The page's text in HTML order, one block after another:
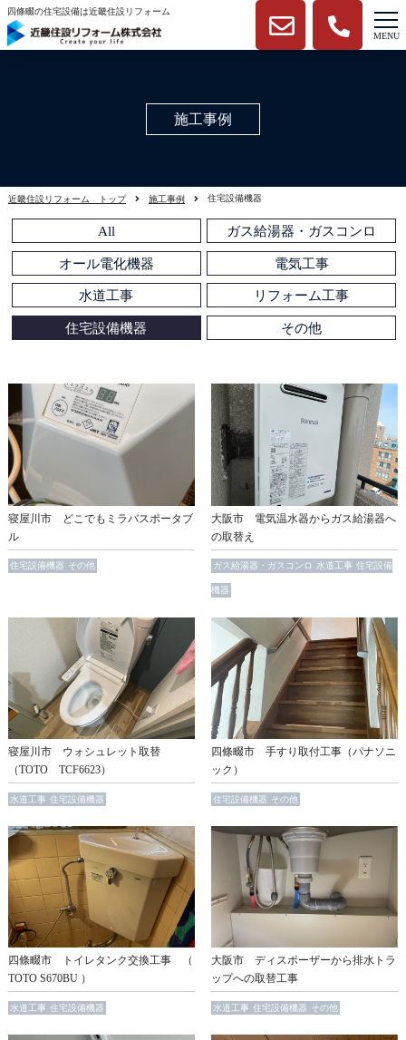
四條畷の住宅設備は近畿住設リフォーム
施工事例
近畿住設リフォーム トップ 施工事例 住宅設備機器
All ガス給湯器・ガスコンロ
オール電化機器 電気工事
水道工事 リフォーム工事
住宅設備機器 その他
寝屋川市 どこでもミラバスポータブ
ル
住宅設備機器 その他
大阪市 電気温水器からガス給湯器へ
の取替え
ガス給湯器・ガスコンロ 水道工事 住宅設備
機器
寝屋川市 ウォシュレット取替
（TOTO TCF6623）
水道工事 住宅設備機器
四條畷市 手すり取付工事（パナソニ
ック）
住宅設備機器 その他
四條畷市 トイレタンク交換工事 （
TOTO S670BU ）
水道工事 住宅設備機器
大阪市 ディスポーザーから排水トラ
ップへの取替工事
水道工事 住宅設備機器 その他